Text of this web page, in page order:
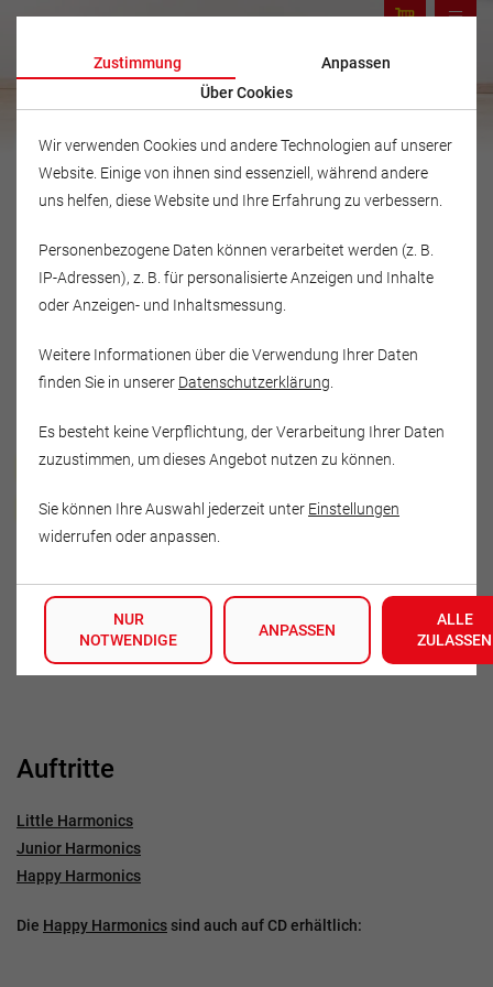
Musikschule Fröhlich
Heidegret Böttge
07768 Gumperda
Tel.: 036422-60357
Auftritte
Little Harmonics
Junior Harmonics
​Happy Harmonics
​Die Happy Harmonics sind auch auf CD erhältlich:
Zustimmung
Anpassen
Über Cookies
Wir verwenden Cookies und andere Technologien auf unserer
Website. Einige von ihnen sind essenziell, während andere
uns helfen, diese Website und Ihre Erfahrung zu verbessern.
Personenbezogene Daten können verarbeitet werden (z. B.
IP-Adressen), z. B. für personalisierte Anzeigen und Inhalte
oder Anzeigen- und Inhaltsmessung.
Weitere Informationen über die Verwendung Ihrer Daten
finden Sie in unserer Datenschutzerklärung
Es besteht keine Verpflichtung, der Verarbeitung Ihrer Daten
zuzustimmen, um dieses Angebot nutzen zu können.
Sie können Ihre Auswahl jederzeit unter Einstellungen
widerrufen oder anpassen.
NUR
NOTWENDIGE
ANPASSEN
ALLE
ZULASSEN